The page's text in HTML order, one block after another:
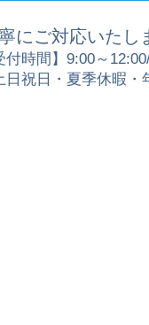
にご対応いたし
付時間】9:00～
祝日・夏季休暇・